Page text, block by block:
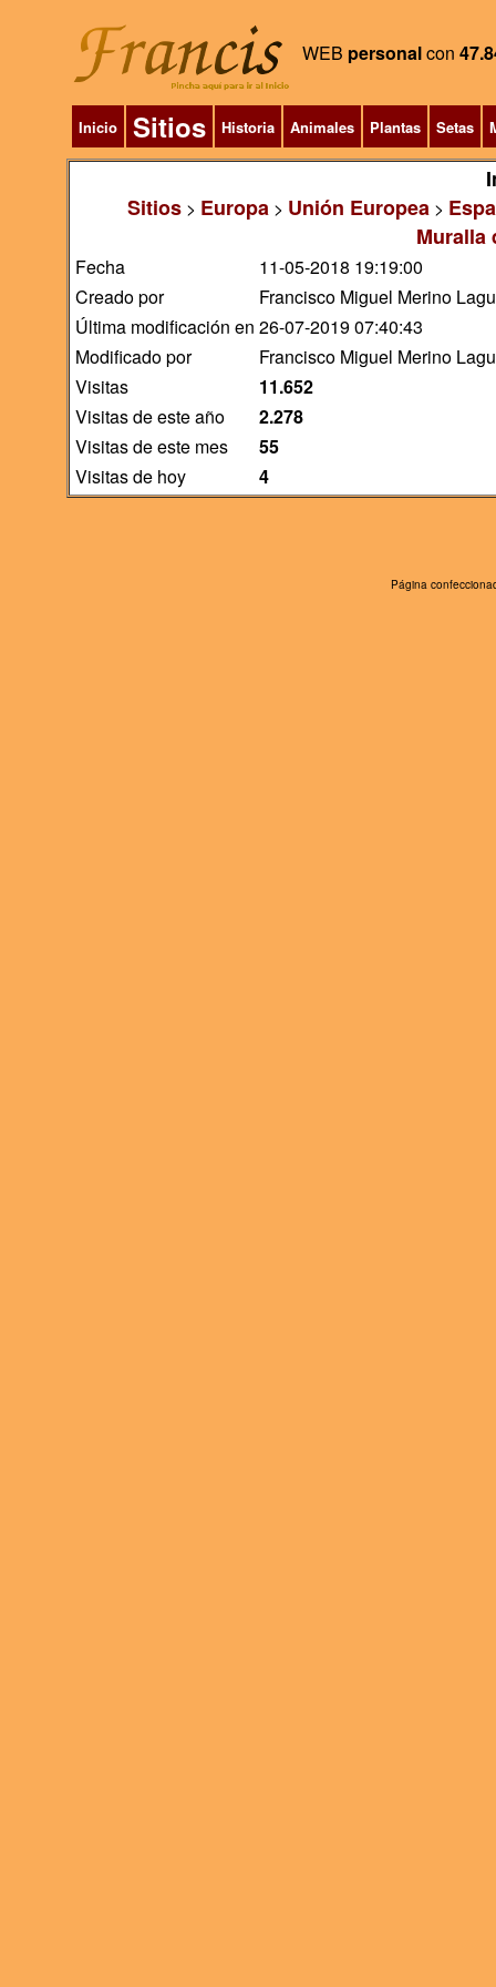
WEB personalcon
Inicio Sitios Historia Animales Plantas Setas
Sitios> Europa> Unión Europea>
Muralla
Fecha
11-05-2018 19:19:00
Creado por
Francisco Miguel Merino
Última modificación en 26-07-2019 07:40:43
Modificado por
Francisco Miguel Merino
Visitas
11.652
Visitas de este año
2.278
Visitas de este mes
55
Visitas de hoy
4
Página